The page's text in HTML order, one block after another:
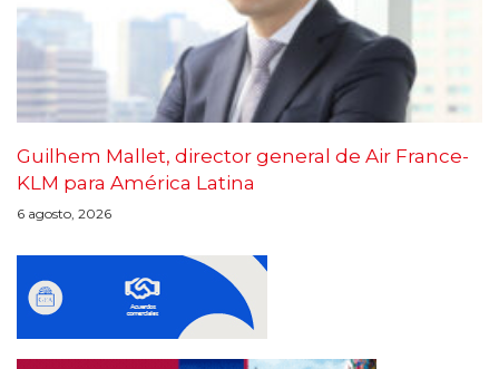
Guilhem Mallet, director general de Air France-
KLM para América Latina
6 agosto, 2026